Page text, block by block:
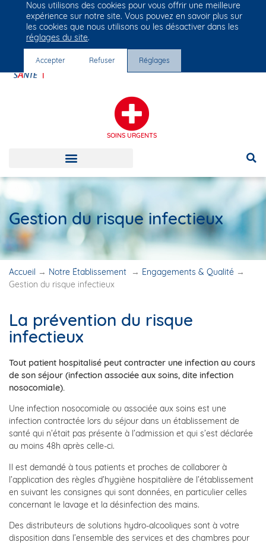
Groupe Vivalto Santé
Entre nous, la vie
SOINS URGENTS
Gestion du risque infectieux
Accueil → Notre Établissement → Engagements & Qualité →
Gestion du risque infectieux
La prévention du risque
infectieux
Tout patient hospitalisé peut contracter une infection au cours
de son séjour (infection associée aux soins, dite infection
nosocomiale).
Une infection nosocomiale ou associée aux soins est une
infection contractée lors du séjour dans un établissement de
santé qui n’était pas présente à l’admission et qui s’est déclarée
au moins 48h après celle-ci.
Il est demandé à tous patients et proches de collaborer à
l’application des règles d’hygiène hospitalière de l’établissement
en suivant les consignes qui sont données, en particulier celles
concernant le lavage et la désinfection des mains.
Des distributeurs de solutions hydro-alcooliques sont à votre
disposition dans l’ensemble des services et des chambres pour
Nous utilisons des cookies pour vous offrir une meilleure
expérience sur notre site. Vous pouvez en savoir plus sur
les cookies que nous utilisons ou les désactiver dans les
réglages du site.
Accepter Refuser Réglages